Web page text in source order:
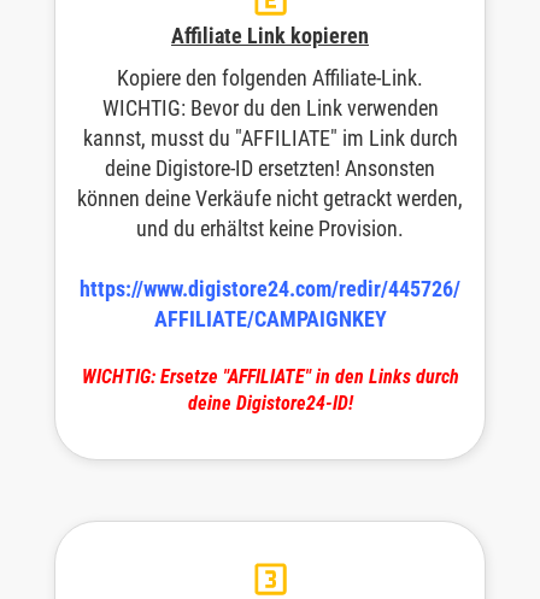
Affiliate Link kopieren
Kopiere den folgenden Affiliate-Link.
WICHTIG: Bevor du den Link verwenden
kannst, musst du "AFFILIATE" im Link durch
deine Digistore-ID ersetzten! Ansonsten
können deine Verkäufe nicht getrackt werden,
und du erhältst keine Provision.
https://www.digistore24.com/redir/445726/
AFFILIATE/CAMPAIGNKEY
WICHTIG: Ersetze "AFFILIATE" in den Links durch
deine Digistore24-ID!